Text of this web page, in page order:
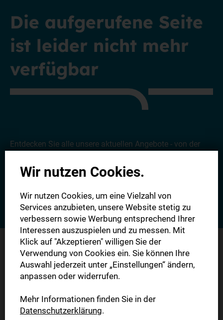
Die aufgerufene Seite
ist leider nicht mehr
verfügbar
Entdecken Sie alle unsere aktuellen Angebote - von der
freuen uns auf Sie!
Alle Angebote
Sie haben Fragen?
Kontaktieren Sie uns.
Wir nutzen Cookies.
Wir nutzen Cookies, um eine Vielzahl von
Services anzubieten, unsere Website stetig zu
verbessern sowie Werbung entsprechend Ihrer
Interessen auszuspielen und zu messen. Mit
Klick auf "Akzeptieren" willigen Sie der
Verwendung von Cookies ein. Sie können Ihre
Auswahl jederzeit unter „Einstellungen“ ändern,
anpassen oder widerrufen.
Mehr Informationen finden Sie in der
Datenschutzerklärung.